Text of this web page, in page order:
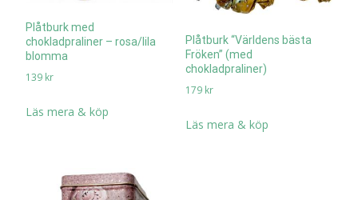
Plåtburk med
chokladpraliner – rosa/lila
blomma
139 kr
Läs mera & köp
Plåtburk “Världens bästa
Fröken” (med
chokladpraliner)
179 kr
Läs mera & köp